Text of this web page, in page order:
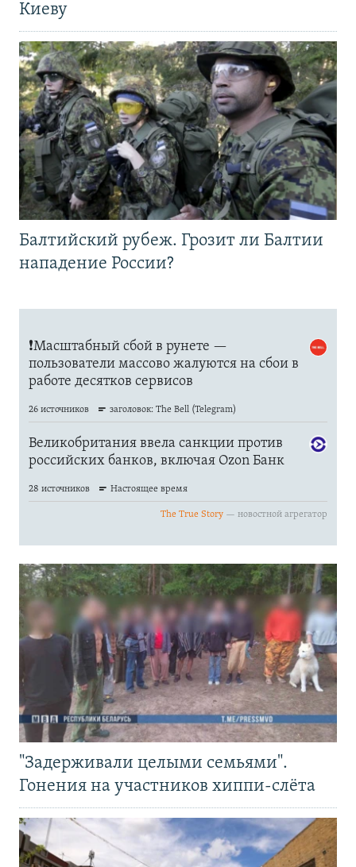
Киеву
Балтийский рубеж. Грозит ли Балтии
нападение России?
"Задерживали целыми семьями".
Гонения на участников хиппи-слёта